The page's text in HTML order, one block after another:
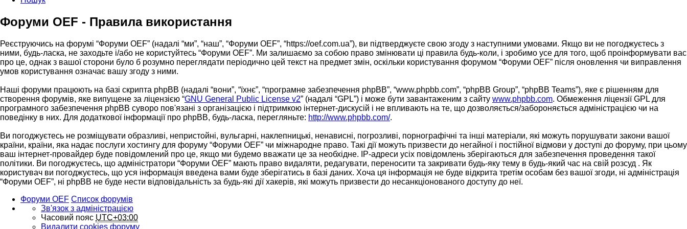
Форуми OEF - Правила використання
Реєструючись на форумі “Форуми OEF” (надалі “ми”, “наш”, “Форуми OEF”, “https://oef.com.ua”), ви підтверджуєте свою згоду з наступними умовами. Якщо ви не погоджуєтесь з
ними, будь-ласка, не заходьте і/або не користуйтесь “Форуми OEF”. Ми залишаємо за собою право змінювати ці правила будь-коли, і зробимо усе для того, щоб проінформувати вас
про це, однак з вашої сторони було б розумно переглядати періодично цей текст на предмет змін, оскільки користування форумом “Форуми OEF” після оновлення чи виправлення
умов користування означає вашу згоду з ними.
Наші форуми працюють на базі скрипта phpBB (надалі “вони”, “їхнє”, “програмне забезпечення phpBB”, “www.phpbb.com”, “phpBB Group”, “phpBB Teams”), яке є рішенням для
створення форумів, яке випущене за ліцензією “GNU General Public License v2” (надалі “GPL”) і може бути завантаженим з сайту www.phpbb.com. Обмеження ліцензії GPL для
програмного забезпечення phpBB суворо пов'язані з організацією і підтримкою інтернет-дискусій і не впливають на те, що дозволяється/забороняється адміністрацією чи на
поведінку в них. Для додаткової інформації про phpBB, будь-ласка, перегляньте: http://www.phpbb.com/.
Ви погоджуєтесь не розміщувати образливі, непристойні, вульгарні, наклепницькі, ненависні, погрозливі, порнографічні та інші матеріали, які можуть порушувати закони вашої
країни, країни, яка надає послуги хостингу для форуму “Форуми OEF” чи міжнародне право. Такі дії можуть призвести до негайної і постійної відмови у доступі до форуму, при цьому
ваш інтернет-провайдер буде повідомлений про це, якщо ми будемо вважати це за необхідне. IP-адреси усіх повідомлень зберігаються для забезпечення проведення такої
політики. Ви погоджуєтесь, що адміністратори “Форуми OEF” мають право видаляти, редагувати, переносити та закривати будь-яку тему в будь-який час на свій розсуд . Як
користувач ви погоджуєтесь, що уся інформація введена вами буде зберігатись в базі даних. Хоча ця інформація не буде відкрита третім особам без вашої згоди, ні адміністрація
“Форуми OEF”, ні phpBB не буде нести відповідальність за будь-які дії хакерів, які можуть призвести до несанкціонованого доступу до неї.
Форуми OEF Список форумів
Зв'язок з адміністрацією
Часовий пояс UTC+03:00
Видалити cookies форуму